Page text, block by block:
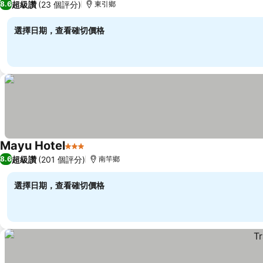
8.6超級讚 (23 個評分) 東引鄉
選擇日期，查看確切價格
Mayu Hotel3 星級
8.6超級讚 (201 個評分) 南竿鄉
選擇日期，查看確切價格